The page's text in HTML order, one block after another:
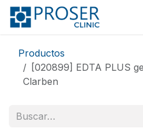
Ir al contenido
Productos
[020899] EDTA PLUS
Clarben